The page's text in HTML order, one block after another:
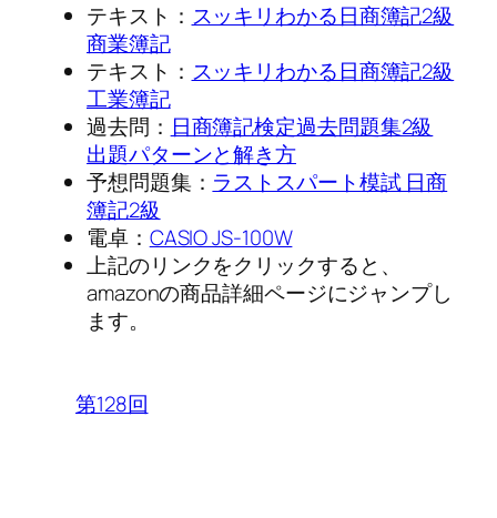
テキスト： スッキリわかる日商簿記2級
商業簿記
テキスト： スッキリわかる日商簿記2級
工業簿記
過去問： 日商簿記検定過去問題集2級
出題パターンと解き方
予想問題集： ラストスパート模試 日商
簿記2級
電卓： CASIO JS-100W
上記のリンクをクリックすると、
amazonの商品詳細ページにジャンプし
ます。
第128回